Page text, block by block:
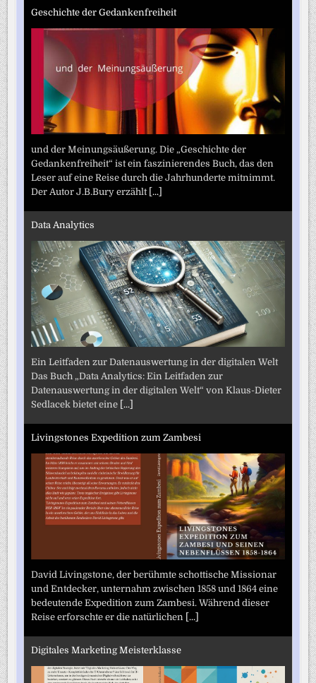
Geschichte der Gedankenfreiheit
und der Meinungsäußerung. Die „Geschichte der
Gedankenfreiheit“ ist ein faszinierendes Buch, das den
Leser auf eine Reise durch die Jahrhunderte mitnimmt.
Der Autor J.B.Bury erzählt [...]
Data Analytics
Ein Leitfaden zur Datenauswertung in der digitalen Welt
Das Buch „Data Analytics: Ein Leitfaden zur
Datenauswertung in der digitalen Welt“ von Klaus-Dieter
Sedlacek bietet eine [...]
Livingstones Expedition zum Zambesi
David Livingstone, der berühmte schottische Missionar
und Entdecker, unternahm zwischen 1858 und 1864 eine
bedeutende Expedition zum Zambesi. Während dieser
Reise erforschte er die natürlichen [...]
Digitales Marketing Meisterklasse